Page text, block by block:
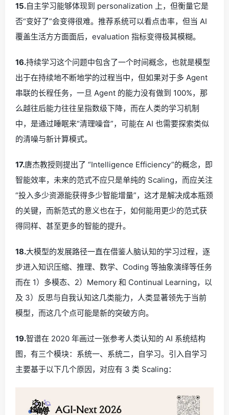
15.自主学习能够体现到 personalization 上，但衡量它是
否“变好了”会变得很难。推荐系统可以看点击率，但当 AI
覆盖生活方方面面后，evaluation 指标变得极其模糊。
16.持续学习这个问题中包含了一个时间概念，也就是模型
出于在持续地不断地学的过程当中，但如果对于多 Agent
串联的长程任务，一旦 Agent 的能力没有做到 100%，那
么越往后能力往往呈指数级下降，而在人类的学习机制
中，是通过睡眠来“清理噪音”，可能在 AI 也需要探索类似
的清噪与新计算模式。
17.唐杰教授则提出了 “Intelligence Efficiency”的概念，即
智能效率，未来的范式不应只是单纯的 Scaling，而应关注
“投入多少资源能获得多少智能增量”，这才是解决成本瓶颈
的关键，而新范式的意义也在于，如何能用更少的范式获
得同样、甚至更多的智能的提升。
18.大模型的发展路径一直在借鉴人脑认知的学习过程，逐
步进入知识压缩、推理、数学、Coding 等抽象演绎等任务
而在 1）多模态、2）Memory 和 Continual Learning，以
及 3）反思与自我认知这几类能力，人类显著领先于当前
模型，而这几个点可能是新的突破方向。
19.智谱在 2020 年画过一张参考人类认知的 AI 系统结构
图，有三个模块：系统一、系统二，自学习。引入自学习
主要基于以下几个原因，对应有 3 类 Scaling：